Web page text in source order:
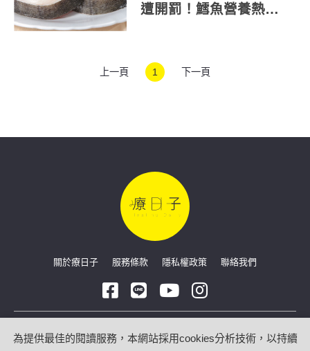
遭開罰！鱈魚營養熱量
上一頁 1 下一頁
關於療日子 服務條款 隱私權政策 聯絡我們
Copyright © 2026 療日子 HealingDaily
為提供最佳的閱讀服務，本網站採用cookies分析技術，以持續